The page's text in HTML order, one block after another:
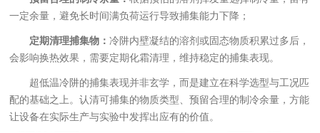
一定余量，避免长时间满负荷运行导致捕集能力下降；
定期清理捕集物：冷阱内壁凝结的溶剂或固态物质积累过多后，
会影响换热效果，需要定期化霜清理，维持稳定的捕集表现。
超低温冷阱的捕集表现并非玄学，而是建立在科学选型与工况匹
配的基础之上。认清可捕集的物质类型、预留合理的制冷余量，方能
让设备在实际生产与实验中发挥出应有的价值。